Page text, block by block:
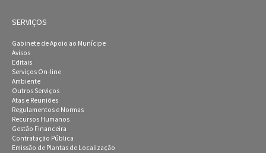
SERVIÇOS
Gabinete de Apoio ao Munícipe
Avisos
Editais
Serviços On-line
Ambiente
Outros Serviços
Atas e Reuniões
Regulamentos e Normas
Recursos Humanos
Gestão Financeira
Contratação Pública
Emissão de Plantas de Localização